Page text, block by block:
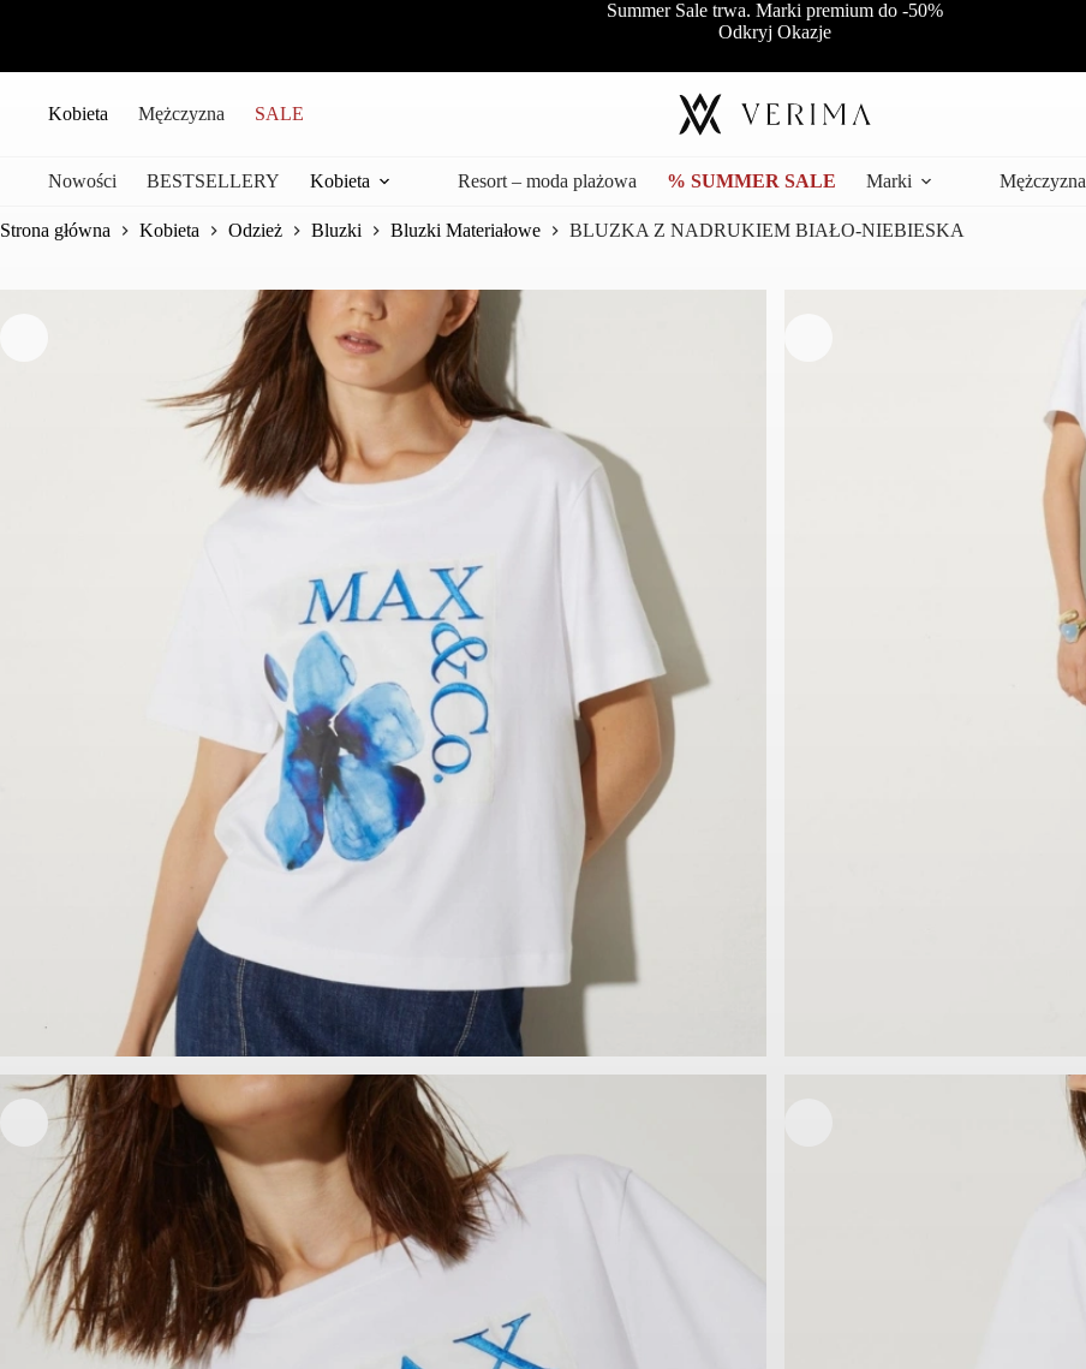
Summer Sale trwa. Marki premium do -50%
Odkryj Okazje
Kobieta Mężczyzna SALE
Nowości BESTSELLERY Kobieta Resort – moda plażowa % SUMMER SALE Marki Mężczyzna
Strona główna Kobieta Odzież Bluzki Bluzki Materiałowe BLUZKA Z NADRUKIEM BIAŁO-NIEBIESKA